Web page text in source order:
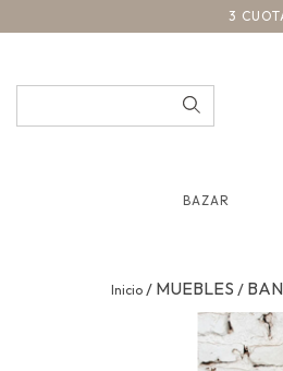
3
BAZAR
Inicio / MUEBLES /